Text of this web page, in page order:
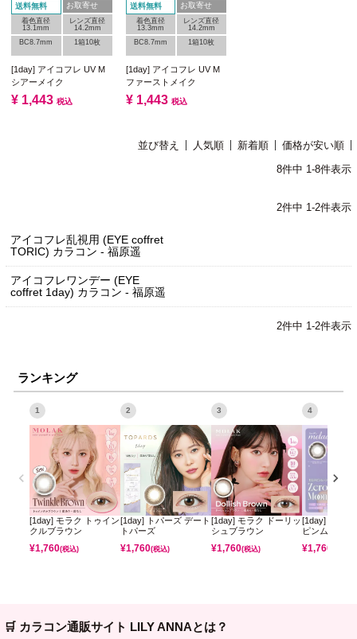
送料無料 お取寄せ
着色直径
13.1mm
レンズ直径
14.2mm
BC8.7mm
1箱10枚
[1day] アイコフレ UV M
シアーメイク
¥ 1,443 税込
送料無料 お取寄せ
着色直径
13.3mm
レンズ直径
14.2mm
BC8.7mm
1箱10枚
[1day] アイコフレ UV M
ファーストメイク
¥ 1,443 税込
並び替え 人気順 新着順
価格が安い順
8件中 1-8件表示
2件中 1 -2件表示
アイコフレ乱視用 (EYE coffret
TORIC) カラコン - 福原遥
アイコフレワンデー (EYE
coffret 1day) カラコン - 福原遥
2件中 1-2件表示
ランキング
1
[1day] モラク トゥイン
クルブラウン
¥1,760(税込)
2
[1day] トパーズ デート
トパーズ
¥1,760(税込)
3
[1day] モラク ドーリッ
シュブラウン
¥1,760(税込)
4
[1day] ミレデ
ピンムーン
¥1,760
🛒 カラコン通販サイト LILY ANNAとは？